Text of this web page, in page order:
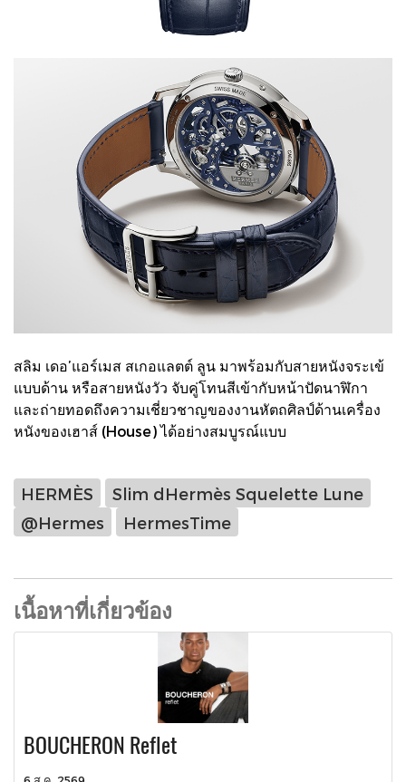
สลิม เดอ’แอร์เมส สเกอแลตต์ ลูน มาพร้อมกับสายหนังจระเข้
แบบด้าน หรือสายหนังวัว จับคู่โทนสีเข้ากับหน้าปัดนาฬิกา
และถ่ายทอดถึงความเชี่ยวชาญของงานหัตถศิลป์ด้านเครื่อง
หนังของเฮาส์ (House) ได้อย่างสมบูรณ์แบบ
HERMÈS
Slim dHermès Squelette Lune
@Hermes
HermesTime
เนื้อหาที่เกี่ยวข้อง
BOUCHERON Reflet